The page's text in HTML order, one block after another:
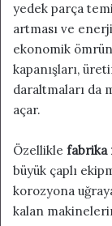
yedek parça
artması ve
ekonomik
kapanışları,
daraltmaları da
açar.
Özellikle fabrika
büyük çaplı
korozyona
kalan